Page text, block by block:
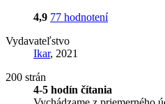
4,9 77 hodnotení
Vydavateľstvo
Ikar, 2021
200 strán
4-5 hodín čítania